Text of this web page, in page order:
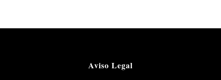
Aviso Legal